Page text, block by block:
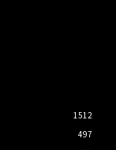
1512
497